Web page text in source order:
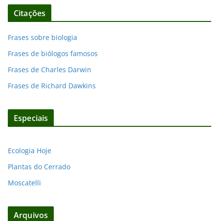
Citações
Frases sobre biologia
Frases de biólogos famosos
Frases de Charles Darwin
Frases de Richard Dawkins
Especiais
Ecologia Hoje
Plantas do Cerrado
Moscatelli
Arquivos